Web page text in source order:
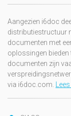
Aangezien i6doc
distributiestructuur
documenten met
oplossingen bieden
documenten zijn
via i6doc.com.